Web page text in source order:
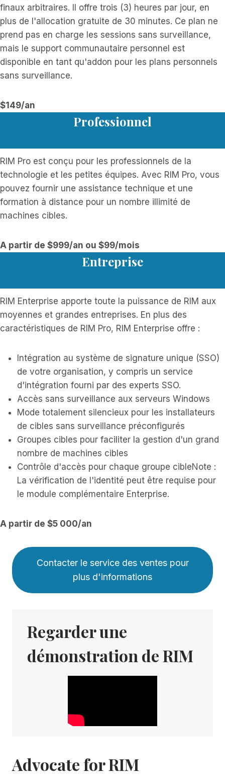
finaux arbitraires. Il offre trois (3) heures par jour, en
plus de l'allocation gratuite de 30 minutes. Ce plan ne
prend pas en charge les sessions sans surveillance,
mais le support communautaire personnel est
disponible en tant qu'addon pour les plans personnels
sans surveillance.
$149/an
Professionnel
RIM Pro est conçu pour les professionnels de la
technologie et les petites équipes. Avec RIM Pro, vous
pouvez fournir une assistance technique et une
formation à distance pour un nombre illimité de
machines cibles.
A partir de $999/an ou $99/mois
Entreprise
RIM Enterprise apporte toute la puissance de RIM aux
moyennes et grandes entreprises. En plus des
caractéristiques de RIM Pro, RIM Enterprise offre :
Intégration au système de signature unique (SSO)
de votre organisation, y compris un service
d'intégration fourni par des experts SSO.
Accès sans surveillance aux serveurs Windows
Mode totalement silencieux pour les installateurs
de cibles sans surveillance préconfigurés
Groupes cibles pour faciliter la gestion d'un grand
nombre de machines cibles
Contrôle d'accès pour chaque groupe cibleNote :
La vérification de l'identité peut être requise pour
le module complémentaire Enterprise.
A partir de $5 000/an
Contacter le service des ventes pour
plus d'informations
Regarder une
démonstration de RIM
Advocate for RIM